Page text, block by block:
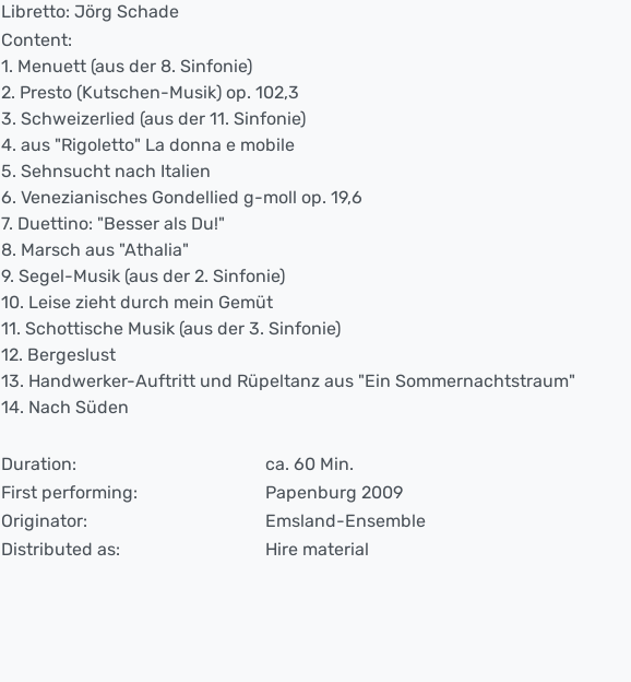
Libretto: Jörg Schade
Content:
1. Menuett (aus der 8. Sinfonie)
2. Presto (Kutschen-Musik) op. 102,3
3. Schweizerlied (aus der 11. Sinfonie)
4. aus "Rigoletto" La donna e mobile
5. Sehnsucht nach Italien
6. Venezianisches Gondellied g-moll op. 19,6
7. Duettino: "Besser als Du!"
8. Marsch aus "Athalia"
9. Segel-Musik (aus der 2. Sinfonie)
10. Leise zieht durch mein Gemüt
11. Schottische Musik (aus der 3. Sinfonie)
12. Bergeslust
13. Handwerker-Auftritt und Rüpeltanz aus "Ein Sommernachtstraum"
14. Nach Süden
Duration:
ca. 60 Min.
First performing:
Papenburg 2009
Originator:
Emsland-Ensemble
Distributed as:
Hire material